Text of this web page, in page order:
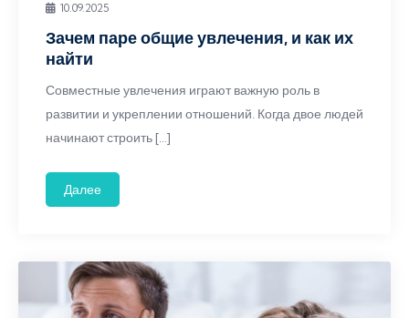
10.09.2025
Зачем паре общие увлечения, и как их
найти
Совместные увлечения играют важную роль в
развитии и укреплении отношений. Когда двое людей
начинают строить […]
Далее